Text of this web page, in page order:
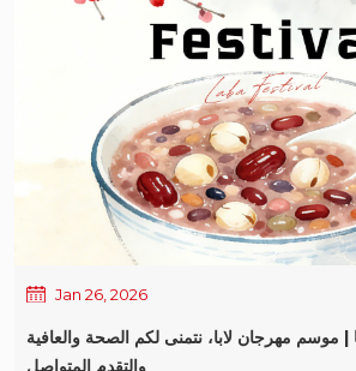
معيارًا ذهبيًا للجودة في يونغبول تكنولوجيا. لا يُعد هذا
تشو يي يونغ المهني، بل هو أيضاً أقوى دليل على مكانة
الراسخ بمبادئ الجودة أولاً. حفل نهاية العام · عروض فنية
تحوّل المسرح إلى احتفالٍ بهيج. ومع عزف الموسيقى
العروض تباعًا. يونغبول صعد أعضاء الفريق إلى المسرح -
وآخرون قدموا رقصات حيوية، وآخرون قدموا اسكتشات
تجربة سمعية بصرية نابضة بالحياة وجذابة. كما تم
تقديم جوائز لأفضل ثل...
ديسمبر القمري إلى 7 يناير القمري) 24 فبراير 2026 (8 يناير قمري): الاستئناف
يونغبول ستواصل التكنولوجيا التركيز على حلول
المعدات الذكية لتقنية التجميع السطحي (SMT)، ودعم عملائنا بمنتجات أكثر
احترافية في كل مرحلة من مراحل رحلة ترقية تصنيع تقنية
التجميع السطحي (SMT). لقد حلّ الربيع، وتجددت كل الأشياء. يونغبول تتمنى لكم
سعيداً ومزدهراً، وصحة جيدة مع بداية فصل الربيع، وتقدماً
Jan 26, 2026
| موسم مهرجان لابا، نتمنى لكم الصحة والعافية
والتقدم المتواصل